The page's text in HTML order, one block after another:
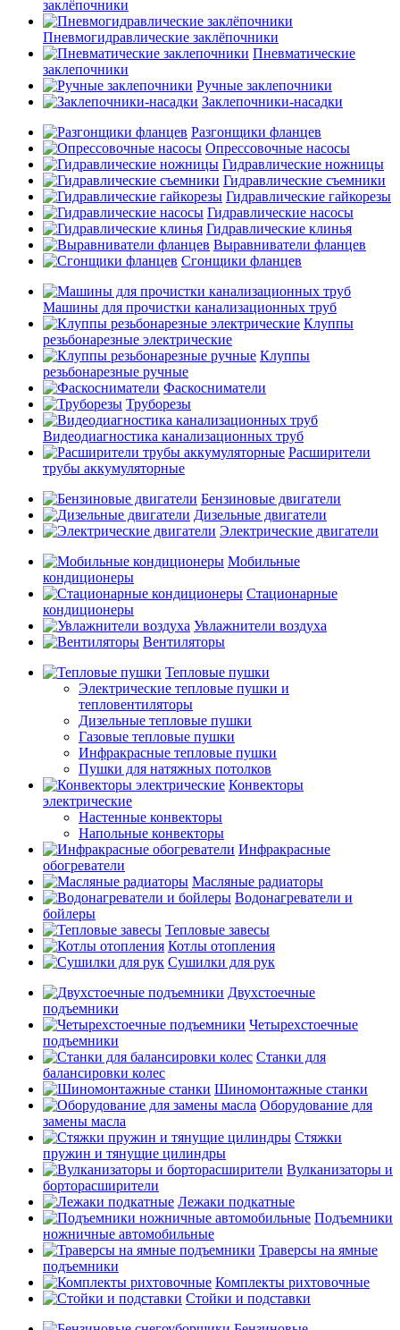
заклёпочники
Пневмогидравлические заклёпочники
Пневматические
заклепочники
Ручные заклепочники
Заклепочники-насадки
Разгонщики фланцев
Опрессовочные насосы
Гидравлические ножницы
Гидравлические съемники
Гидравлические гайкорезы
Гидравлические насосы
Гидравлические клинья
Выравниватели фланцев
Сгонщики фланцев
Машины для прочистки канализационных труб
Клуппы
резьбонарезные электрические
Клуппы
резьбонарезные ручные
Фаскосниматели
Труборезы
Видеодиагностика канализационных труб
Расширители
трубы аккумуляторные
Бензиновые двигатели
Дизельные двигатели
Электрические двигатели
Мобильные
кондиционеры
Стационарные
кондиционеры
Увлажнители воздуха
Вентиляторы
Тепловые пушки
Электрические тепловые пушки и
тепловентиляторы
Дизельные тепловые пушки
Газовые тепловые пушки
Инфракрасные тепловые пушки
Пушки для натяжных потолков
Конвекторы
электрические
Настенные конвекторы
Напольные конвекторы
Инфракрасные
обогреватели
Масляные радиаторы
Водонагреватели и
бойлеры
Тепловые завесы
Котлы отопления
Сушилки для рук
Двухстоечные
подъемники
Четырехстоечные
подъемники
Станки для
балансировки колес
Шиномонтажные станки
Оборудование для
замены масла
Стяжки
пружин и тянущие цилиндры
Вулканизаторы и
борторасширители
Лежаки подкатные
Подъемники
ножничные автомобильные
Траверсы на ямные
подъемники
Комплекты рихтовочные
Стойки и подставки